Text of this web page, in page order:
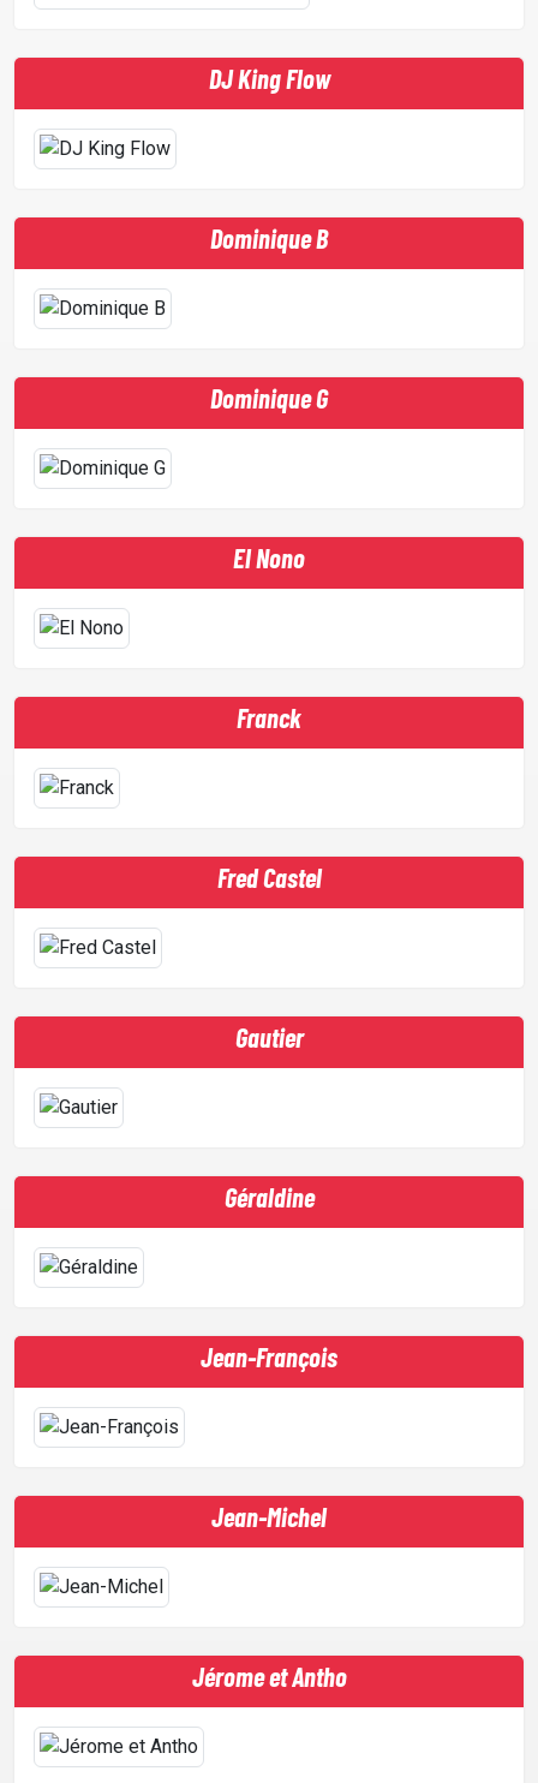
PROJETS
L'ASSO
CONTACT
DJ King Flow
Dominique B
Dominique G
El Nono
Franck
Fred Castel
Gautier
Géraldine
Jean-François
Jean-Michel
Jérome et Antho